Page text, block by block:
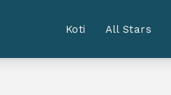
Koti All Stars